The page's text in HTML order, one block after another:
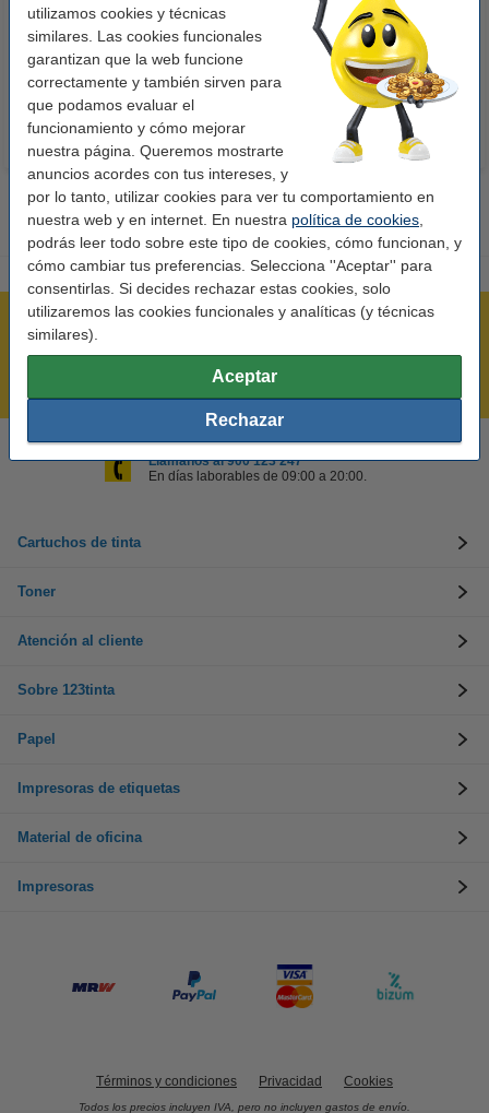
utilizamos cookies y técnicas
similares. Las cookies funcionales
garantizan que la web funcione
correctamente y también sirven para
que podamos evaluar el
funcionamiento y cómo mejorar
nuestra página. Queremos mostrarte
anuncios acordes con tus intereses, y
por lo tanto, utilizar cookies para ver tu comportamiento en
nuestra web y en internet. En nuestra política de cookies
podrás leer todo sobre este tipo de cookies, cómo funcionan, y
cómo cambiar tus preferencias. Selecciona ''Aceptar'' para
consentirlas. Si decides rechazar estas cookies, solo
utilizaremos las cookies funcionales y analíticas (y técnicas
similares).
Aceptar
Rechazar
Premium Glossy brillo alto | 10 x
15 cm | 260g | 100 hojas
10,50 € Incl. 21% IVA
Power AA - LR06 - MN1500 - 24
unidades
14,50 € Incl. 21% IVA
¡Recibe en 24 horas!
Llámanos al 900 123 247
En días laborables de 09:00 a 20:00.
Cartuchos de tinta
Toner
Atención al cliente
Sobre 123tinta
Papel
Impresoras de etiquetas
Material de oficina
Impresoras
Términos y condiciones Privacidad Cookies
Todos los precios incluyen IVA, pero no incluyen gastos de envío.